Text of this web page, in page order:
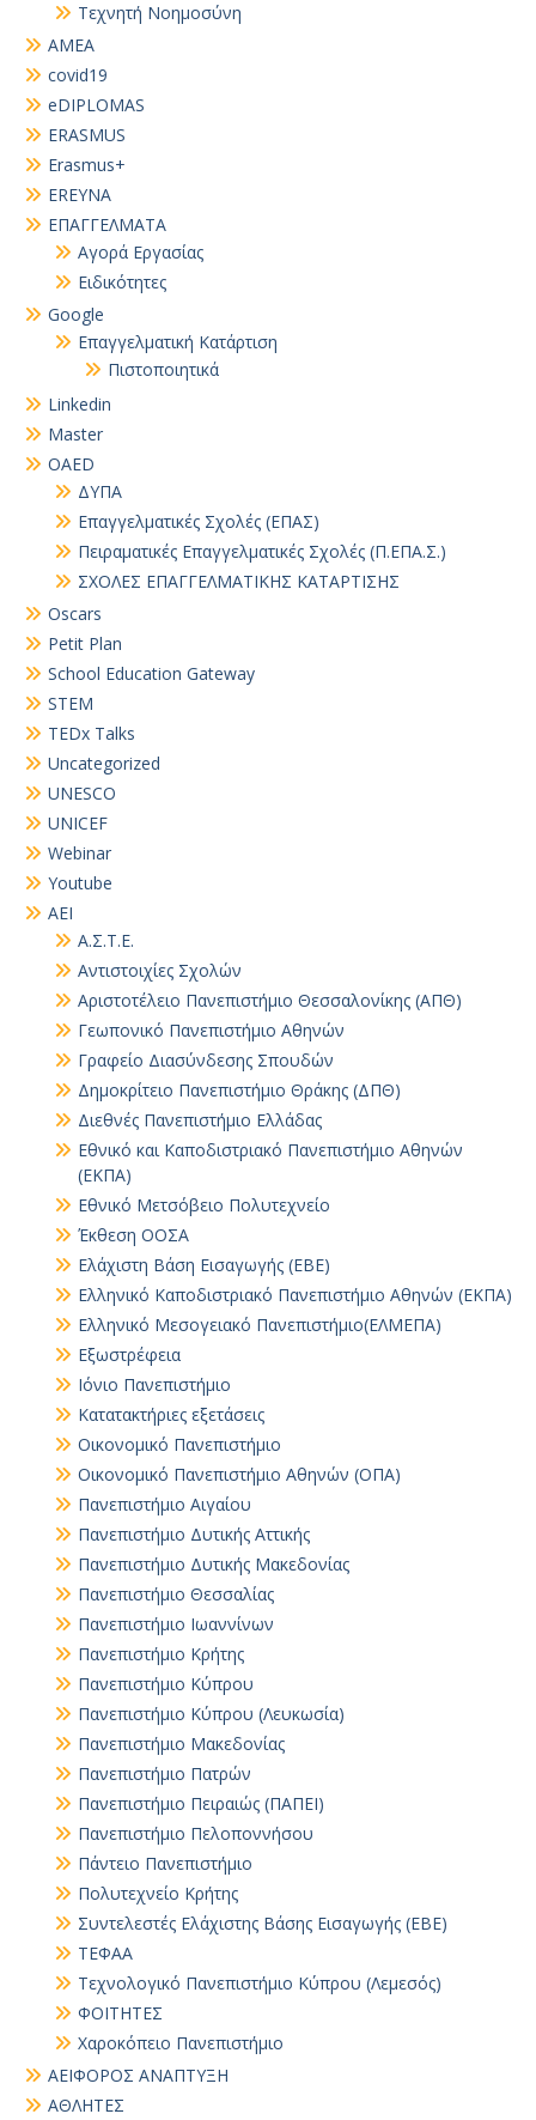
Τεχνητή Νοημοσύνη
AMEA
covid19
eDIPLOMAS
ERASMUS
Erasmus+
EREYNA
EΠΑΓΓΕΛΜΑΤΑ
Αγορά Εργασίας
Ειδικότητες
Google
Επαγγελματική Κατάρτιση
Πιστοποιητικά
Linkedin
Master
OAED
ΔΥΠΑ
Επαγγελματικές Σχολές (ΕΠΑΣ)
Πειραματικές Επαγγελματικές Σχολές (Π.ΕΠΑ.Σ.)
ΣΧΟΛΕΣ ΕΠΑΓΓΕΛΜΑΤΙΚΗΣ ΚΑΤΑΡΤΙΣΗΣ
Oscars
Petit Plan
School Education Gateway
STEM
TEDx Talks
Uncategorized
UNESCO
UNICEF
Webinar
Youtube
ΑΕΙ
Α.Σ.Τ.Ε.
Αντιστοιχίες Σχολών
Αριστοτέλειο Πανεπιστήμιο Θεσσαλονίκης (ΑΠΘ)
Γεωπονικό Πανεπιστήμιο Αθηνών
Γραφείο Διασύνδεσης Σπουδών
Δημοκρίτειο Πανεπιστήμιο Θράκης (ΔΠΘ)
Διεθνές Πανεπιστήμιο Ελλάδας
Εθνικό και Καποδιστριακό Πανεπιστήμιο Αθηνών
(ΕΚΠΑ)
Εθνικό Μετσόβειο Πολυτεχνείο
Έκθεση ΟΟΣΑ
Ελάχιστη Βάση Εισαγωγής (ΕΒΕ)
Ελληνικό Καποδιστριακό Πανεπιστήμιο Αθηνών (ΕΚΠΑ)
Ελληνικό Μεσογειακό Πανεπιστήμιο(ΕΛΜΕΠΑ)
Εξωστρέφεια
Ιόνιο Πανεπιστήμιο
Κατατακτήριες εξετάσεις
Οικονομικό Πανεπιστήμιο
Οικονομικό Πανεπιστήμιο Αθηνών (ΟΠΑ)
Πανεπιστήμιο Αιγαίου
Πανεπιστήμιο Δυτικής Αττικής
Πανεπιστήμιο Δυτικής Μακεδονίας
Πανεπιστήμιο Θεσσαλίας
Πανεπιστήμιο Ιωαννίνων
Πανεπιστήμιο Κρήτης
Πανεπιστήμιο Κύπρου
Πανεπιστήμιο Κύπρου (Λευκωσία)
Πανεπιστήμιο Μακεδονίας
Πανεπιστήμιο Πατρών
Πανεπιστήμιο Πειραιώς (ΠΑΠΕΙ)
Πανεπιστήμιο Πελοποννήσου
Πάντειο Πανεπιστήμιο
Πολυτεχνείο Κρήτης
Συντελεστές Ελάχιστης Βάσης Εισαγωγής (ΕΒΕ)
ΤΕΦΑΑ
Τεχνολογικό Πανεπιστήμιο Κύπρου (Λεμεσός)
ΦΟΙΤΗΤΕΣ
Χαροκόπειο Πανεπιστήμιο
ΑΕΙΦΟΡΟΣ ΑΝΑΠΤΥΞΗ
ΑΘΛΗΤΕΣ